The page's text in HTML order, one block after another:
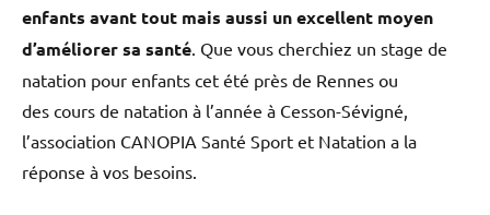
enfants avant tout mais aussi un excellent moyen
d’améliorer sa santé . Que vous cherchiez un stage de
natation pour enfants cet été près de Rennes ou
des cours de natation à l’année à Cesson-Sévigné,
l’association CANOPIA Santé Sport et Natation a la
réponse à vos besoins.